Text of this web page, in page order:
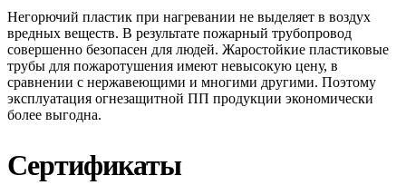
Негорючий пластик при нагревании не выделяет в воздух
вредных веществ. В результате пожарный трубопровод
совершенно безопасен для людей. Жаростойкие пластиковые
трубы для пожаротушения имеют невысокую цену, в
сравнении с нержавеющими и многими другими. Поэтому
эксплуатация огнезащитной ПП продукции экономически
более выгодна.
Сертификаты